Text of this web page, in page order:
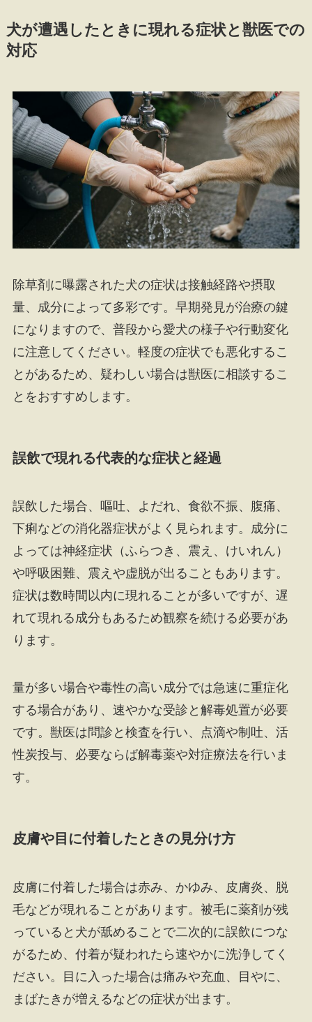
犬が遭遇したときに現れる症状と獣医での
対応
除草剤に曝露された犬の症状は接触経路や摂取
量、成分によって多彩です。早期発見が治療の鍵
になりますので、普段から愛犬の様子や行動変化
に注意してください。軽度の症状でも悪化するこ
とがあるため、疑わしい場合は獣医に相談するこ
とをおすすめします。
誤飲で現れる代表的な症状と経過
誤飲した場合、嘔吐、よだれ、食欲不振、腹痛、
下痢などの消化器症状がよく見られます。成分に
よっては神経症状（ふらつき、震え、けいれん）
や呼吸困難、震えや虚脱が出ることもあります。
症状は数時間以内に現れることが多いですが、遅
れて現れる成分もあるため観察を続ける必要があ
ります。
量が多い場合や毒性の高い成分では急速に重症化
する場合があり、速やかな受診と解毒処置が必要
です。獣医は問診と検査を行い、点滴や制吐、活
性炭投与、必要ならば解毒薬や対症療法を行いま
す。
皮膚や目に付着したときの見分け方
皮膚に付着した場合は赤み、かゆみ、皮膚炎、脱
毛などが現れることがあります。被毛に薬剤が残
っていると犬が舐めることで二次的に誤飲につな
がるため、付着が疑われたら速やかに洗浄してく
ださい。目に入った場合は痛みや充血、目やに、
まばたきが増えるなどの症状が出ます。